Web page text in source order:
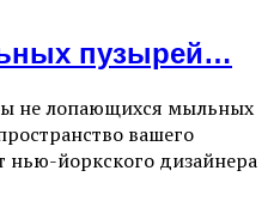
пузырей…
не лопающихся мыльных
вашего
нью-йоркского дизайнера